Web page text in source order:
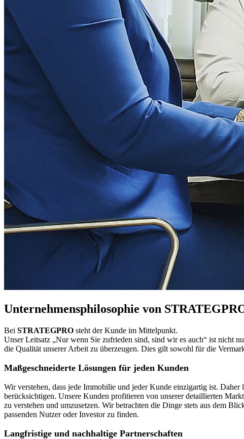
Unternehmensphilosophie von
Bei STRATEGPRO steht der Kunde im Mittelpunkt.
Unser Leitsatz „Nur wenn Sie zufrieden sind, sind wir es auch“ ist nicht
die Qualität unserer Arbeit zu überzeugen. Dies gilt sowohl für die
Maßgeschneiderte Lösungen für jeden Kunden
Wir verstehen, dass jede Immobilie und jeder Kunde einzigartig ist.
berücksichtigen. Unsere Kunden profitieren von unserer detaillierten
zu verstehen und umzusetzen. Wir betrachten die Dinge stets aus dem
passenden Nutzer oder Investor zu finden.
Langfristige und nachhaltige Partnerschaften